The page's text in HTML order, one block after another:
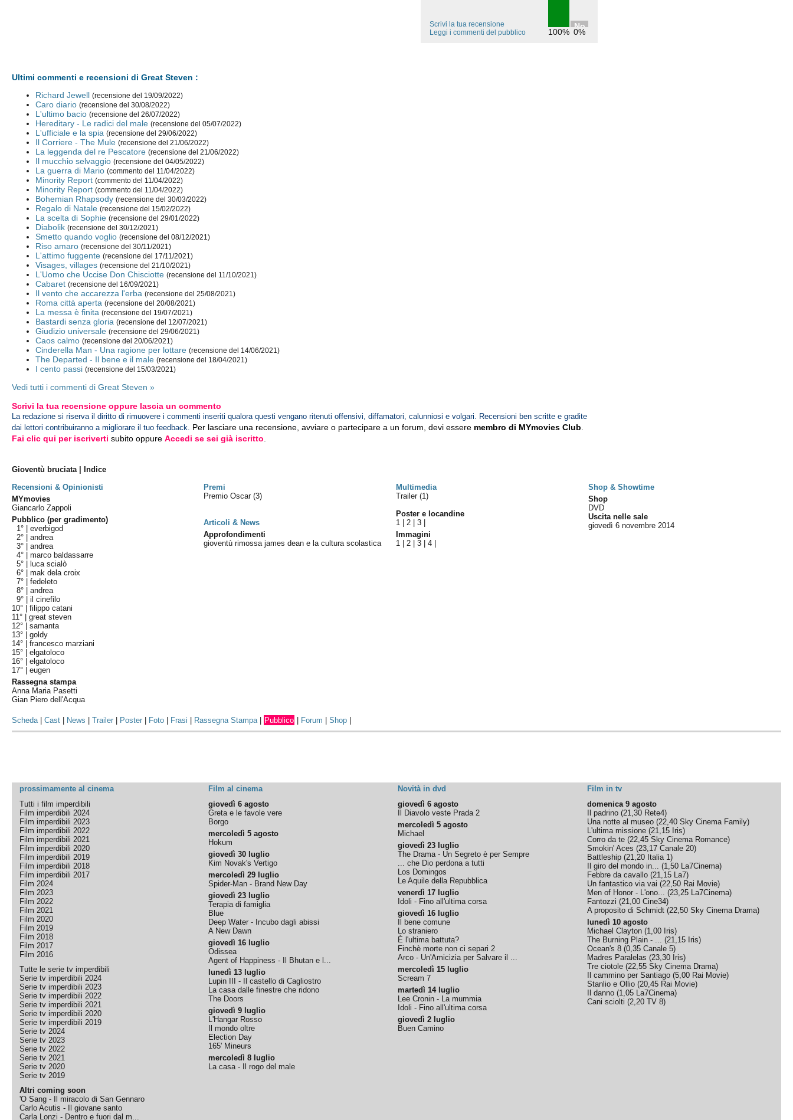
100%
No
0%
Scrivi la tua recensione
Leggi i commenti del pubblico
Ultimi commenti e recensioni di Great Steven :
Richard Jewell (recensione del 19/09/2022)
Caro diario (recensione del 30/08/2022)
L'ultimo bacio (recensione del 26/07/2022)
Hereditary - Le radici del male (recensione del 05/07/2022)
L'ufficiale e la spia (recensione del 29/06/2022)
Il Corriere - The Mule (recensione del 21/06/2022)
La leggenda del re Pescatore (recensione del 21/06/2022)
Il mucchio selvaggio (recensione del 04/05/2022)
La guerra di Mario (commento del 11/04/2022)
Minority Report (commento del 11/04/2022)
Minority Report (commento del 11/04/2022)
Bohemian Rhapsody (recensione del 30/03/2022)
Regalo di Natale (recensione del 15/02/2022)
La scelta di Sophie (recensione del 29/01/2022)
Diabolik (recensione del 30/12/2021)
Smetto quando voglio (recensione del 08/12/2021)
Riso amaro (recensione del 30/11/2021)
L'attimo fuggente (recensione del 17/11/2021)
Visages, villages (recensione del 21/10/2021)
L'Uomo che Uccise Don Chisciotte (recensione del 11/10/2021)
Cabaret (recensione del 16/09/2021)
Il vento che accarezza l'erba (recensione del 25/08/2021)
Roma città aperta (recensione del 20/08/2021)
La messa è finita (recensione del 19/07/2021)
Bastardi senza gloria (recensione del 12/07/2021)
Giudizio universale (recensione del 29/06/2021)
Caos calmo (recensione del 20/06/2021)
Cinderella Man - Una ragione per lottare (recensione del 14/06/2021)
The Departed - Il bene e il male (recensione del 18/04/2021)
I cento passi (recensione del 15/03/2021)
Vedi tutti i commenti di Great Steven »
Scrivi la tua recensione oppure lascia un commento
La redazione si riserva il diritto di rimuovere i commenti inseriti qualora questi vengano ritenuti offensivi, diffamatori, calunniosi e volgari. Recensioni ben scritte e gradite
dai lettori contribuiranno a migliorare il tuo feedback. Per lasciare una recensione, avviare o partecipare a un forum, devi essere membro di MYmovies Club
Fai clic qui per iscriverti subito oppureAccedi se sei già iscritto
Gioventù bruciata | Indice
Recensioni & Opinionisti
Premi Multimedia
Shop & Showtime
MYmovies
Giancarlo Zappoli
Pubblico (per gradimento)
1° |everbigod
2° |andrea
3° |andrea
4° |marco baldassarre
5° |
luca scialò
6° |mak dela croix
7° |fedeleto
8° |andrea
9° |il cinefilo
10° |filippo catani
11° |great steven
12° |samanta
13° |goldy
14° |francesco marziani
15° |elgatoloco
16° |elgatoloco
17° |eugen
Rassegna stampa
Anna Maria Pasetti
Gian Piero dell'Acqua
Premio Oscar(3)
Articoli & News
Approfondimenti
gioventù rimossa james dean e la cultura scolastica
Trailer (1)
Poster e locandine
1 |2 |3
Immagini
1 |2 |3 |4
Shop
DVD
Uscita nelle sale
giovedì 6 novembre 2014
Scheda|Cast News |Trailer Poster Foto Frasi Rassegna Stampa| Pubblico Forum |Shop
prossimamente al cinema Film al cinema Novità in dvd
Film in tv
Tutti i film imperdibili
Film imperdibili 2024
Film imperdibili 2023
Film imperdibili 2022
Film imperdibili 2021
Film imperdibili 2020
Film imperdibili 2019
Film imperdibili 2018
Film imperdibili 2017
Film 2024
Film 2023
Film 2022
Film 2021
Film 2020
Film 2019
Film 2018
Film 2017
Film 2016
Tutte le serie tv imperdibili
Serie tv imperdibili 2024
Serie tv imperdibili 2023
Serie tv imperdibili 2022
Serie tv imperdibili 2021
Serie tv imperdibili 2020
Serie tv imperdibili 2019
Serie tv 2024
Serie tv 2023
Serie tv 2022
Serie tv 2021
Serie tv 2020
Serie tv 2019
Altri coming soon
'O Sang - Il miracolo di San Gennaro
Carlo Acutis - Il giovane santo
Carla Lonzi - Dentro e fuori dal m...
giovedì 6 agosto
Greta e le favole vere
Borgo
mercoledì 5 agosto
Hokum
giovedì 30 luglio
Kim Novak's Vertigo
mercoledì 29 luglio
Spider-Man - Brand New Day
giovedì 23 luglio
Terapia di famiglia
Blue
Deep Water - Incubo dagli abissi
A New Dawn
giovedì 16 luglio
Odissea
Agent of Happiness - Il Bhutan e l...
lunedì 13 luglio
Lupin III - Il castello di Cagliostro
La casa dalle finestre che ridono
The Doors
giovedì 9 luglio
L'Hangar Rosso
Il mondo oltre
Election Day
165' Mineurs
mercoledì 8 luglio
La casa - Il rogo del male
giovedì 6 agosto
Il Diavolo veste Prada 2
mercoledì 5 agosto
Michael
giovedì 23 luglio
The Drama - Un Segreto è per Sempre
... che Dio perdona a tutti
Los Domingos
Le Aquile della Repubblica
venerdì 17 luglio
Idoli - Fino all'ultima corsa
giovedì 16 luglio
Il bene comune
Lo straniero
È l'ultima battuta?
Finchè morte non ci separi 2
Arco - Un'Amicizia per Salvare il ...
mercoledì 15 luglio
Scream 7
martedì 14 luglio
Lee Cronin - La mummia
Idoli - Fino all'ultima corsa
giovedì 2 luglio
Buen Camino
domenica 9 agosto
Il padrino (21,30 Rete4)
Una notte al museo (22,40 Sky Cinema Family)
L'ultima missione (21,15 Iris)
Corro da te (22,45 Sky Cinema Romance)
Smokin' Aces (23,17 Canale 20)
Battleship (21,20 Italia 1)
Il giro del mondo in... (1,50 La7Cinema)
Febbre da cavallo (21,15 La7)
Un fantastico via vai (22,50 Rai Movie)
Men of Honor - L'ono... (23,25 La7Cinema)
Fantozzi (21,00 Cine34)
A proposito di Schmidt (22,50 Sky Cinema Drama)
lunedì 10 agosto
Michael Clayton (1,00 Iris)
The Burning Plain - ... (21,15 Iris)
Ocean's 8 (0,35 Canale 5)
Madres Paralelas (23,30 Iris)
Tre ciotole (22,55 Sky Cinema Drama)
Il cammino per Santiago (5,00 Rai Movie)
Stanlio e Ollio (20,45 Rai Movie)
Il danno (1,05 La7Cinema)
Cani sciolti (2,20 TV 8)